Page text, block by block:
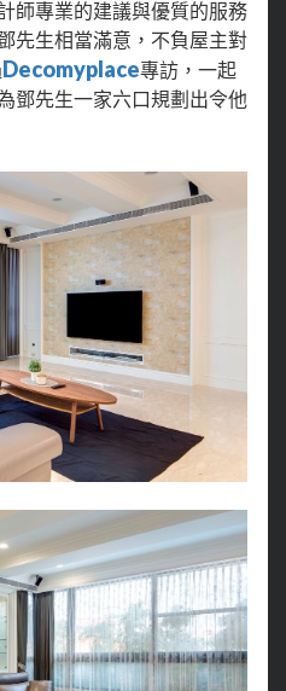
師專業的建議與優質的服務
先生相當滿意，不負屋主對
Decomyplace專訪，一起
鄧先生一家六口規劃出令他